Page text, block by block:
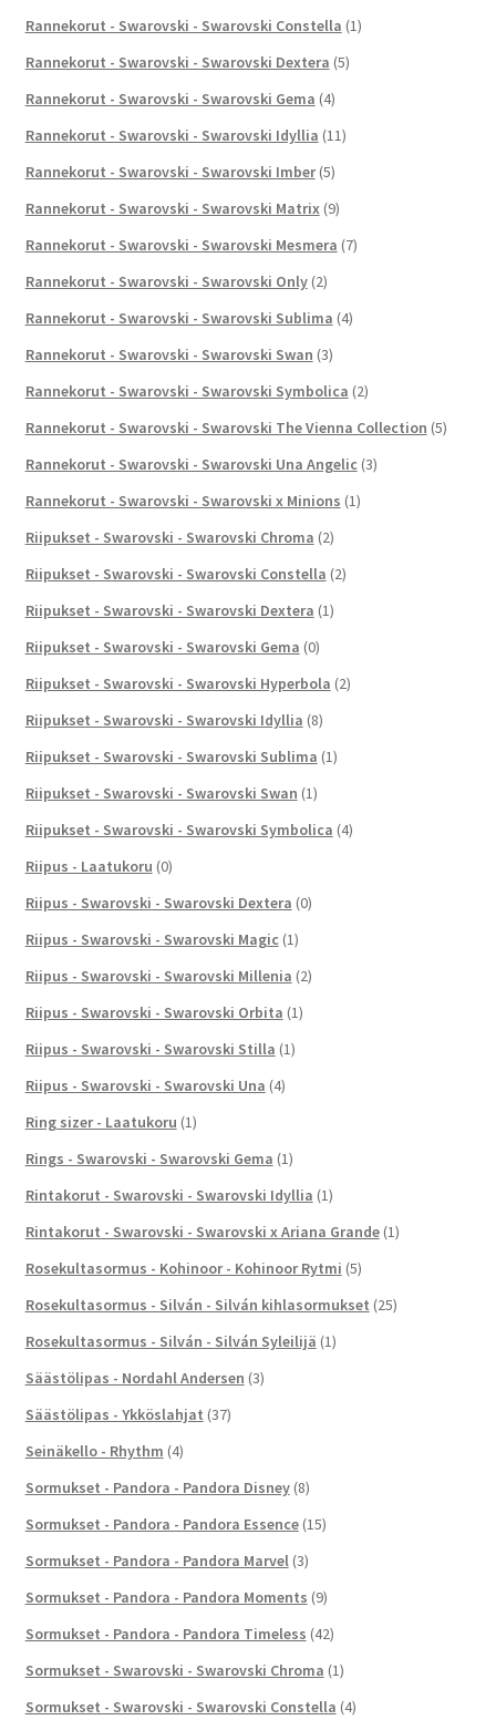
Rannekorut - Swarovski - Swarovski Constella (1)
Rannekorut - Swarovski - Swarovski Dextera (5)
Rannekorut - Swarovski - Swarovski Gema (4)
Rannekorut - Swarovski - Swarovski Idyllia (11)
Rannekorut - Swarovski - Swarovski Imber (5)
Rannekorut - Swarovski - Swarovski Matrix (9)
Rannekorut - Swarovski - Swarovski Mesmera (7)
Rannekorut - Swarovski - Swarovski Only (2)
Rannekorut - Swarovski - Swarovski Sublima (4)
Rannekorut - Swarovski - Swarovski Swan (3)
Rannekorut - Swarovski - Swarovski Symbolica (2)
Rannekorut - Swarovski - Swarovski The Vienna Collection (5)
Rannekorut - Swarovski - Swarovski Una Angelic (3)
Rannekorut - Swarovski - Swarovski x Minions (1)
Riipukset - Swarovski - Swarovski Chroma (2)
Riipukset - Swarovski - Swarovski Constella (2)
Riipukset - Swarovski - Swarovski Dextera (1)
Riipukset - Swarovski - Swarovski Gema (0)
Riipukset - Swarovski - Swarovski Hyperbola (2)
Riipukset - Swarovski - Swarovski Idyllia (8)
Riipukset - Swarovski - Swarovski Sublima (1)
Riipukset - Swarovski - Swarovski Swan (1)
Riipukset - Swarovski - Swarovski Symbolica (4)
Riipus - Laatukoru (0)
Riipus - Swarovski - Swarovski Dextera (0)
Riipus - Swarovski - Swarovski Magic (1)
Riipus - Swarovski - Swarovski Millenia (2)
Riipus - Swarovski - Swarovski Orbita (1)
Riipus - Swarovski - Swarovski Stilla (1)
Riipus - Swarovski - Swarovski Una (4)
Ring sizer - Laatukoru (1)
Rings - Swarovski - Swarovski Gema (1)
Rintakorut - Swarovski - Swarovski Idyllia (1)
Rintakorut - Swarovski - Swarovski x Ariana Grande (1)
Rosekultasormus - Kohinoor - Kohinoor Rytmi (5)
Rosekultasormus - Silván - Silván kihlasormukset (25)
Rosekultasormus - Silván - Silván Syleilijä (1)
Säästölipas - Nordahl Andersen (3)
Säästölipas - Ykköslahjat (37)
Seinäkello - Rhythm (4)
Sormukset - Pandora - Pandora Disney (8)
Sormukset - Pandora - Pandora Essence (15)
Sormukset - Pandora - Pandora Marvel (3)
Sormukset - Pandora - Pandora Moments (9)
Sormukset - Pandora - Pandora Timeless (42)
Sormukset - Swarovski - Swarovski Chroma (1)
Sormukset - Swarovski - Swarovski Constella (4)